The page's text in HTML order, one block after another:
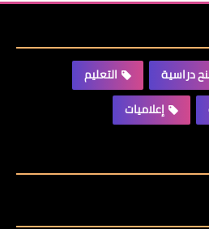
دراسية
التعليم
إعلاميات